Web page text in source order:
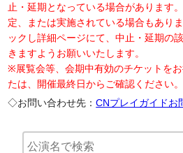
止・延期となっている場合があります
定、または実施されている場合もあり
ックし詳細ページにて、中止・延期の
きますようお願いいたします。
※展覧会等、会期中有効のチケットを
たは、開催最終日からご確認ください。
◇お問い合わせ先：CNプレイガイドお